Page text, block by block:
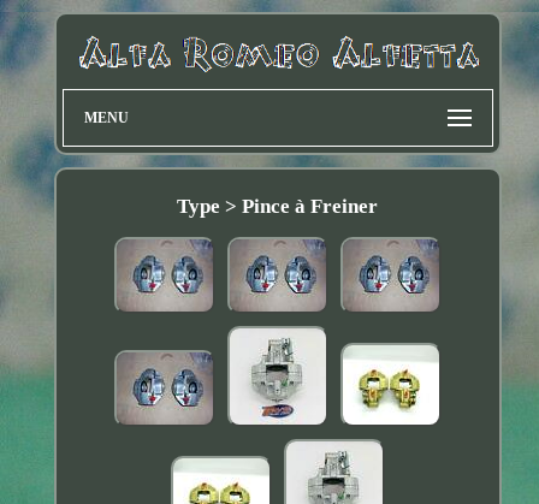
MENU
Type > Pince à Freiner